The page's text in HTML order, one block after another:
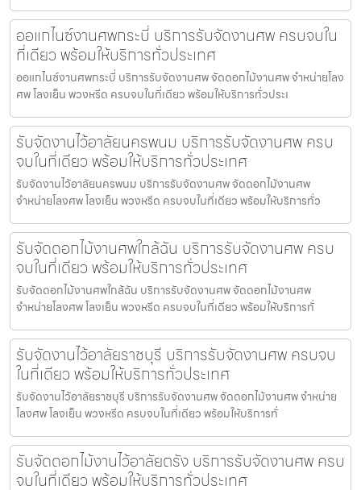
ออแกไนซ์งานศพกระบี่ บริการรับจัดงานศพ ครบจบใน
ที่เดียว พร้อมให้บริการทั่วประเทศ
ออแกไนซ์งานศพกระบี่ บริการรับจัดงานศพ จัดดอกไม้งานศพ จำหน่ายโลง
ศพ โลงเย็น พวงหรีด ครบจบในที่เดียว พร้อมให้บริการทั่วประเ
รับจัดงานไว้อาลัยนครพนม บริการรับจัดงานศพ ครบ
จบในที่เดียว พร้อมให้บริการทั่วประเทศ
รับจัดงานไว้อาลัยนครพนม บริการรับจัดงานศพ จัดดอกไม้งานศพ
จำหน่ายโลงศพ โลงเย็น พวงหรีด ครบจบในที่เดียว พร้อมให้บริการทั่ว
รับจัดดอกไม้งานศพใกล้ฉัน บริการรับจัดงานศพ ครบ
จบในที่เดียว พร้อมให้บริการทั่วประเทศ
รับจัดดอกไม้งานศพใกล้ฉัน บริการรับจัดงานศพ จัดดอกไม้งานศพ
จำหน่ายโลงศพ โลงเย็น พวงหรีด ครบจบในที่เดียว พร้อมให้บริการทั่
รับจัดงานไว้อาลัยราชบุรี บริการรับจัดงานศพ ครบจบ
ในที่เดียว พร้อมให้บริการทั่วประเทศ
รับจัดงานไว้อาลัยราชบุรี บริการรับจัดงานศพ จัดดอกไม้งานศพ จำหน่าย
โลงศพ โลงเย็น พวงหรีด ครบจบในที่เดียว พร้อมให้บริการทั่
รับจัดดอกไม้งานไว้อาลัยตรัง บริการรับจัดงานศพ ครบ
จบในที่เดียว พร้อมให้บริการทั่วประเทศ